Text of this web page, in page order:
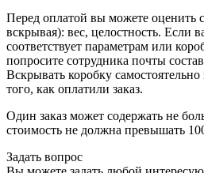
Перед оплатой вы можете оценить
вскрывая): вес, целостность. Если
соответствует параметрам или
попросите сотрудника почты
Вскрывать коробку
того, как оплатили заказ.
Один заказ может содержать не
стоимость не должна превышать
Задать вопрос